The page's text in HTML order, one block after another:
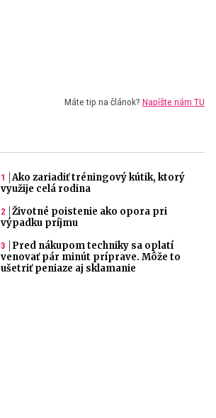
Máte tip na článok? Napíšte nám TU
Ako zariadiť tréningový kútik, ktorý
využije celá rodina
Životné poistenie ako opora pri
výpadku príjmu
Pred nákupom techniky sa oplatí
venovať pár minút príprave. Môže to
ušetriť peniaze aj sklamanie